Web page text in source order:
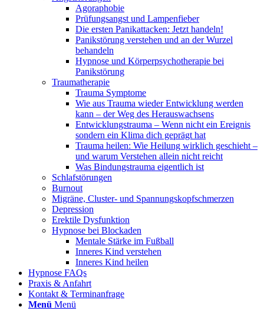
Agoraphobie
Prüfungsangst und Lampenfieber
Die ersten Panikattacken: Jetzt handeln!
Panikstörung verstehen und an der Wurzel
behandeln
Hypnose und Körperpsychotherapie bei
Panikstörung
Traumatherapie
Trauma Symptome
Wie aus Trauma wieder Entwicklung werden
kann – der Weg des Herauswachsens
Entwicklungstrauma – Wenn nicht ein Ereignis
sondern ein Klima dich geprägt hat
Trauma heilen: Wie Heilung wirklich geschieht –
und warum Verstehen allein nicht reicht
Was Bindungstrauma eigentlich ist
Schlafstörungen
Burnout
Migräne, Cluster- und Spannungskopfschmerzen
Depression
Erektile Dysfunktion
Hypnose bei Blockaden
Mentale Stärke im Fußball
Inneres Kind verstehen
Inneres Kind heilen
Hypnose FAQs
Praxis & Anfahrt
Kontakt & Terminanfrage
Menü Menü